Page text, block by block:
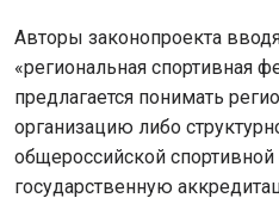
Авторы законопроекта
«региональная спортивная
предлагается понимать
организацию либо
общероссийской
государственную